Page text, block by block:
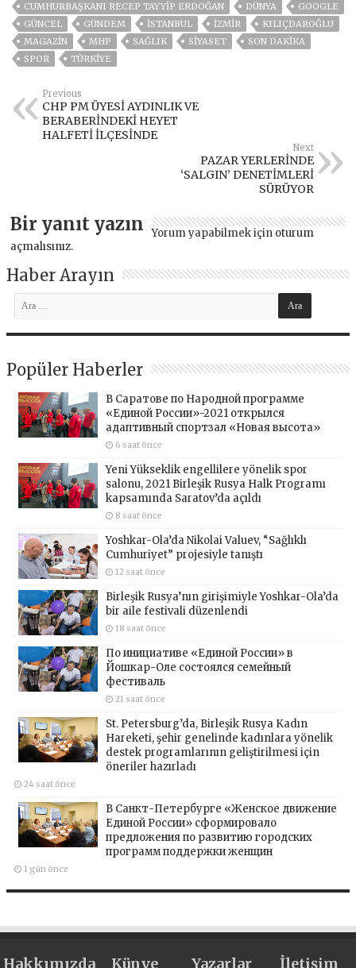
CUMHURBAŞKANI RECEP TAYYIP ERDOĞAN
DÜNYA
GOOGLE
GÜNCEL
GÜNDEM ISTANBUL İZMIR
KILIÇDAROĞLU
MAGAZİN
MHP SAĞLIK SİYASET
SON DAKIKA
SPOR
TÜRKİYE
Previous
CHP PM ÜYESİ AYDINLIK VE
BERABERİNDEKİ HEYET
HALFETİ İLÇESİNDE
Next
PAZAR YERLERİNDE
‘SALGIN’ DENETİMLERİ
SÜRÜYOR
Bir yanıt yazın Yorum yapabilmek için oturum
açmalısınız.
Haber Arayın
Popüler Haberler
В Саратове по Народной программе
«Единой России»-2021 открылся
адаптивный спортзал «Новая высота»
6 saat önce
Yeni Yükseklik engellilere yönelik spor
salonu, 2021 Birleşik Rusya Halk Programı
kapsamında Saratov’da açıldı
8 saat önce
Yoshkar-Ola’da Nikolai Valuev, “Sağlıklı
Cumhuriyet” projesiyle tanıştı
12 saat önce
Birleşik Rusya’nın girişimiyle Yoshkar-Ola’da
bir aile festivali düzenlendi
18 saat önce
По инициативе «Единой России» в
Йошкар-Оле состоялся семейный
фестиваль
21 saat önce
St. Petersburg’da, Birleşik Rusya Kadın
Hareketi, şehir genelinde kadınlara yönelik
destek programlarının geliştirilmesi için
öneriler hazırladı
24 saat önce
В Санкт-Петербурге «Женское движение
Единой России» сформировало
предложения по развитию городских
программ поддержки женщин
1 gün önce
Hakkımızda Künye Yazarlar İletişim